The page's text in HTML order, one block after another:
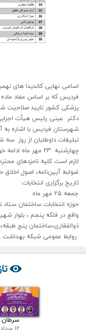
اسامی نهایی کاندیدا های
پزشکی کشور تایید صلاحیت
دکتر عینی رئیس هیأت
شهرستان فردیس با اشاره به
چهارشنبه ۲۳ مهر ماه ادامه خواهد داشت.
لازم است کلیه نامزدهای
ضوابط آیین‌نامه، اصول
تاریخ برگزاری انتخابات:
جمعه ۲۵ مهر ماه
حوزه انتخابات ساختمان
واقع در فلکه پنجم ، بلوار
ذوالفقاری،ساختمان پنج طبقه،پلاک ۴۵۲ ،
روابط عمومی شبکه
سرطان